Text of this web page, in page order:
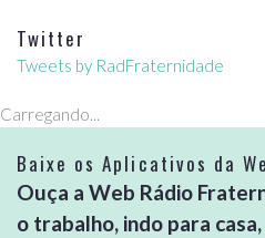
Twitter
Tweets by RadFraternidade
Carregando...
Baixe os Aplicativos da
Ouça a Web Rádio
o trabalho, indo para